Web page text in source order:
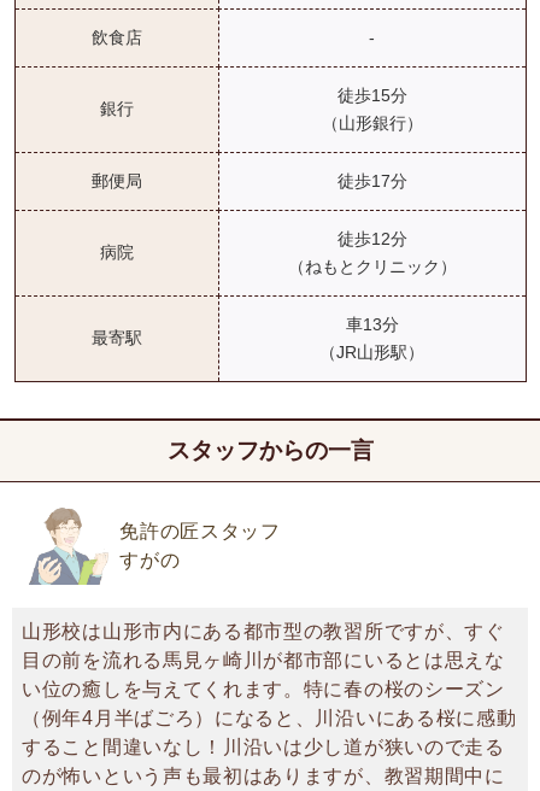
飲食店 -
銀行
徒歩15分
（山形銀行）
郵便局 徒歩17分
病院
徒歩12分
（ねもとクリニック）
最寄駅
車13分
（JR山形駅）
スタッフからの一言
免許の匠スタッフ
すがの
山形校は山形市内にある都市型の教習所ですが、すぐ
目の前を流れる馬見ヶ崎川が都市部にいるとは思えな
い位の癒しを与えてくれます。特に春の桜のシーズン
（例年4月半ばごろ）になると、川沿いにある桜に感動
すること間違いなし！川沿いは少し道が狭いので走る
のが怖いという声も最初はありますが、教習期間中に